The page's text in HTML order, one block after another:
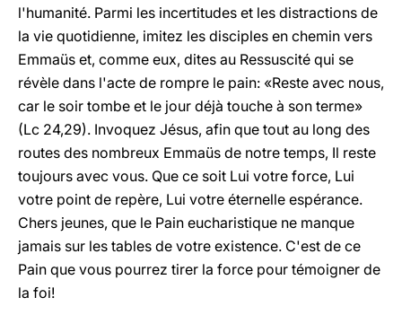
l'humanité. Parmi les incertitudes et les distractions de
la vie quotidienne, imitez les disciples en chemin vers
Emmaüs et, comme eux, dites au Ressuscité qui se
révèle dans l'acte de rompre le pain: «Reste avec nous,
car le soir tombe et le jour déjà touche à son terme»
(Lc 24,29). Invoquez Jésus, afin que tout au long des
routes des nombreux Emmaüs de notre temps, Il reste
toujours avec vous. Que ce soit Lui votre force, Lui
votre point de repère, Lui votre éternelle espérance.
Chers jeunes, que le Pain eucharistique ne manque
jamais sur les tables de votre existence. C'est de ce
Pain que vous pourrez tirer la force pour témoigner de
la foi!